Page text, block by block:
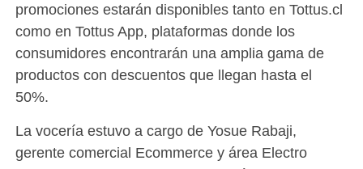
promociones estarán disponibles tanto en Tottus.cl
como en Tottus App, plataformas donde los
consumidores encontrarán una amplia gama de
productos con descuentos que llegan hasta el
50%.
La vocería estuvo a cargo de Yosue Rabaji,
gerente comercial Ecommerce y área Electro